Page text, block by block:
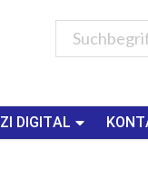
ZI DIGITAL